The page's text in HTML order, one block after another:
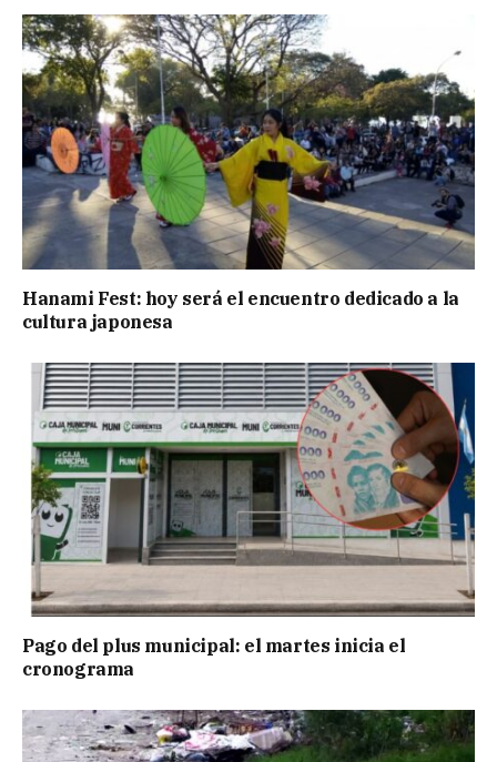
Hanami Fest: hoy será el encuentro dedicado a la
cultura japonesa
Pago del plus municipal: el martes inicia el
cronograma